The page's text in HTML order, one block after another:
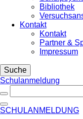
Bibliothek
Kontakt
Kontakt
Partner &
Impressum
Suche
Schulanmeldung
SCHULANMELDUNG